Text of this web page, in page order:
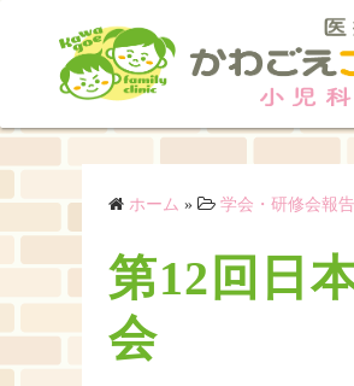
ツ
へ
ス
キ
ホーム » 学会・研修会報告
第12回日
会